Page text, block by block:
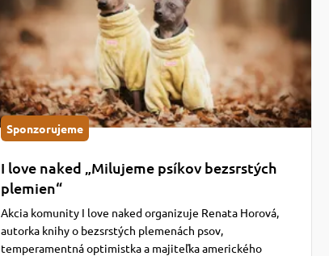
Sponzorujeme
I love naked „Milujeme psíkov bezsrstých
plemien“
Akcia komunity I love naked organizuje Renata Horová,
autorka knihy o bezsrstých plemenách psov,
temperamentná optimistka a majiteľka amerického